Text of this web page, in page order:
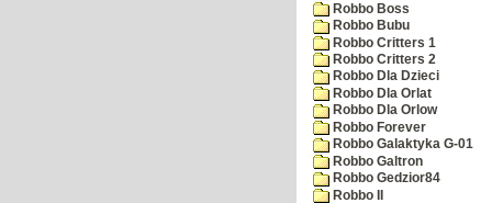
Robbo Boss
Robbo Bubu
Robbo Critters 1
Robbo Critters 2
Robbo Dla Dzieci
Robbo Dla Orlat
Robbo Dla Orlow
Robbo Forever
Robbo Galaktyka G-01
Robbo Galtron
Robbo Gedzior84
Robbo II